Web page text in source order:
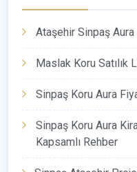
Ataşehir Sinpaş Aura
Maslak Koru Satılık
Sinpaş Koru Aura
Sinpaş Koru Aura
Kapsamlı Rehber